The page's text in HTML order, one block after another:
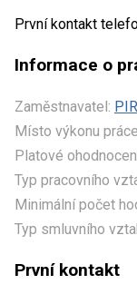
První kontakt
Informace o
Zaměstnavatel:
Místo výkonu
Platové
Typ pracovního
Minimální počet
Typ smluvního
První kontakt